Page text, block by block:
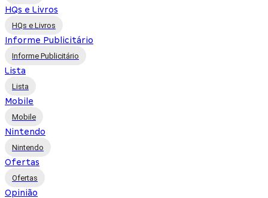
HQs e Livros
HQs e Livros
Informe Publicitário
Informe Publicitário
Lista
Lista
Mobile
Mobile
Nintendo
Nintendo
Ofertas
Ofertas
Opinião